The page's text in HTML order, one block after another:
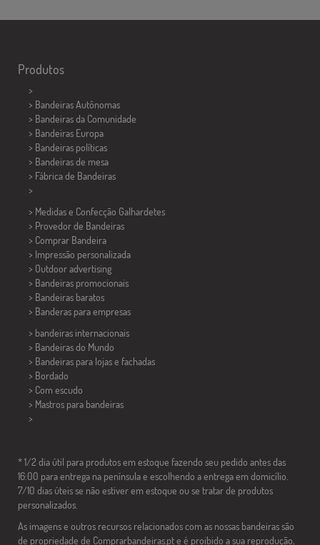
Produtos
>
> Bandeiras Autônomas
> Bandeiras da Comunidade
> Bandeiras Europa
> Bandeiras políticas
> Bandeiras de mesa
> Fábrica de Bandeiras
>
> Medidas e Confecção Galhardetes
> Provedor de Bandeiras
> Comprar Bandeira
> Impressão personalizada
> Outdoor advertising
> Bandeiras promocionais
> Bandeiras baratos
> Banderas para empresas
> bandeiras internacionais
> Bandeiras do Mundo
> Bandeiras para lojas e fachadas
> Bordado
> Com escudo
> Mastros para bandeiras
>
* 1/2 dia útil para produtos em estoque fazendo seu pedido antes das
16:00 para entrega na península e escolhendo a entrega em domicílio.
7/10 dias úteis se não estiver em estoque ou se tratar de produtos
personalizados.
As imagens e outros recursos relacionados com as nossas bandeiras são
de propriedade de Comprarbandeiras.pt e é proibido a sua reprodução,